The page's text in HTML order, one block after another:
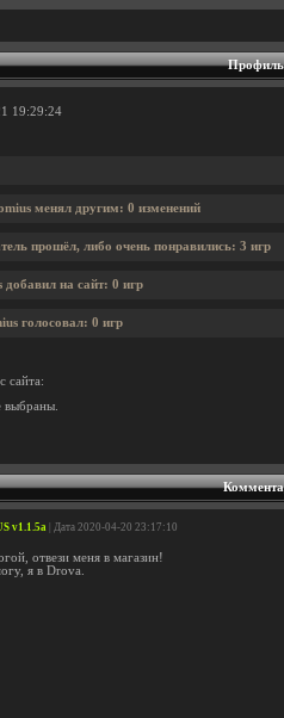
Профиль
19:29:24
менял другим: 0 изменений
прошёл, либо очень понравились: 3 игр
на сайт: 0 игр
голосовал: 0 игр
сайта:
v1.1.5a | Дата 2020-04-20 23:17:10
отвези меня в магазин!
я в Drova.